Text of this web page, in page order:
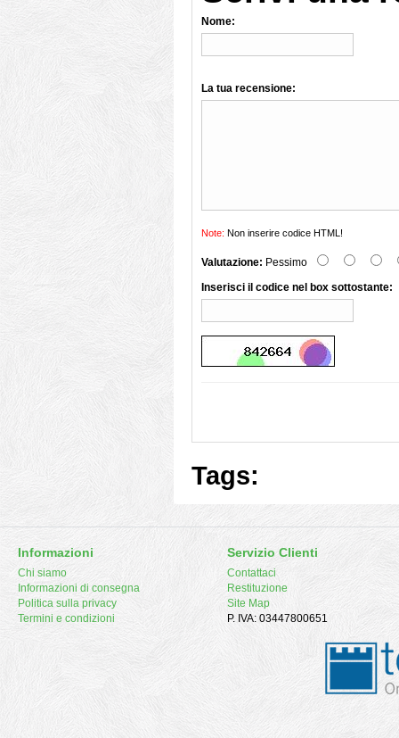
Nome:
La tua recensione:
Note: Non inserire codice HTML!
Valutazione: Pessimo
Inserisci il codice nel box sottostante:
Tags:
Informazioni
Chi siamo
Informazioni di consegna
Politica sulla privacy
Termini e condizioni
Servizio Clienti
Contattaci
Restituzione
Site Map
P. IVA: 03447800651